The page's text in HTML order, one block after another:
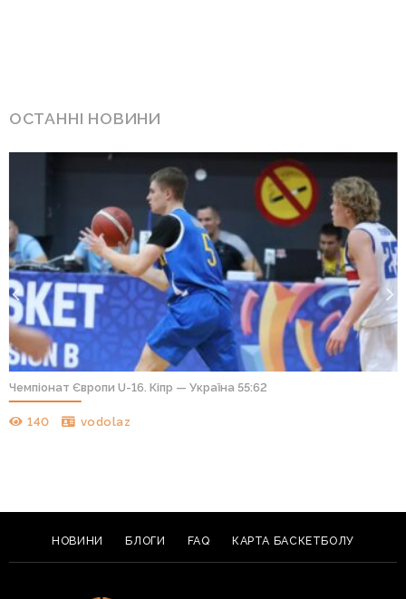
ОСТАННІ НОВИНИ
Чемпіонат Європи U-16. Кіпр — Україна 55:62
140 vodolaz
НОВИНИ БЛОГИ FAQ КАРТА БАСКЕТБОЛУ